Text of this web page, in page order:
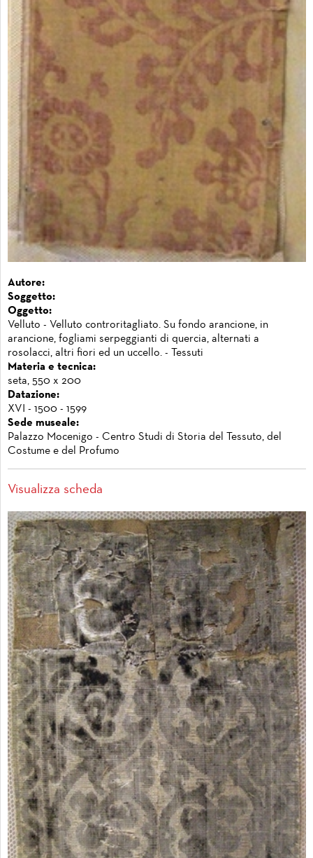
Autore:
Soggetto:
Oggetto:
Velluto - Velluto controritagliato. Su fondo arancione, in
arancione, fogliami serpeggianti di quercia, alternati a
rosolacci, altri fiori ed un uccello. - Tessuti
Materia e tecnica:
seta, 550 x 200
Datazione:
XVI - 1500 - 1599
Sede museale:
Palazzo Mocenigo - Centro Studi di Storia del Tessuto, del
Costume e del Profumo
Visualizza scheda